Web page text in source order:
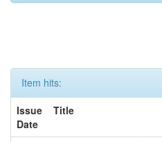
Item hits:
Issue
Date
Title